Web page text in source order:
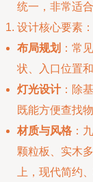
统一，非常适
设计核心要素：
布局规划 ：常
状、入口位置
灯光设计：除
既能方便查找
材质与风格 ：
颗粒板、实木
上，现代简约